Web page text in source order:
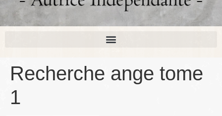
Recherche ange tome
1